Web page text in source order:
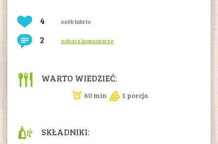
4 osób lubi to
2 zobacz komentarze
WARTO WIEDZIEĆ:
60 min 1 porcja
SKŁADNIKI: